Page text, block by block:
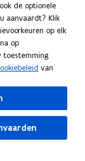
de optionele
aanvaardt? Klik
op elk
op
toestemming
van